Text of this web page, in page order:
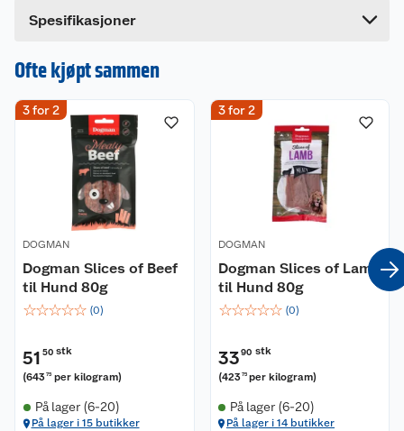
Dette produktet har ikke fått noen omtale ennå.
en omtale.
Spesifikasjoner
Ofte kjøpt sammen
3 for 2
DOGMAN
Dogman Slices of Beef
til Hund 80g
☆☆☆☆☆ (0)
51 50 stk
(64375 per kilogram)
På lager (6-20)
På lager i 15 butikker
3 for 2
DOGMAN
Dogman Slices of Lamb
til Hund 80g
☆☆☆☆☆ (0)
33 90 stk
(423 75 per kilogram)
På lager (6-20)
På lager i 14 butikker